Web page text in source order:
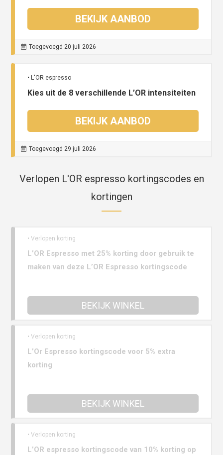
BEKIJK AANBOD
Toegevoegd 20 juli 2026
• L'OR espresso
Kies uit de 8 verschillende L’OR intensiteiten
BEKIJK AANBOD
Toegevoegd 29 juli 2026
Verlopen L'OR espresso kortingscodes en
kortingen
• Verlopen korting
L’OR Espresso met 25% korting door gebruik te
maken van deze L’OR Espresso kortingscode
BEKIJK WINKEL
• Verlopen korting
L’Or Espresso kortingscode voor 5% extra
korting
BEKIJK WINKEL
• Verlopen korting
L’OR espresso kortingscode van 10% korting op